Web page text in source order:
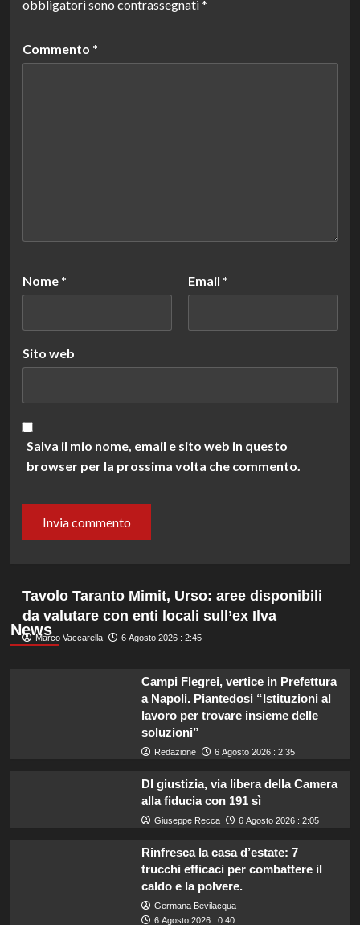
obbligatori sono contrassegnati*
Commento *
Nome * Email *
Sito web
Salva il mio nome, email e sito web in questo
browser per la prossima volta che commento.
News
Tavolo Taranto Mimit, Urso: aree disponibili
da valutare con enti locali sull’ex Ilva
Marco Vaccarella 6 Agosto 2026 : 2:45
Campi Flegrei, vertice in Prefettura
a Napoli. Piantedosi “Istituzioni al
lavoro per trovare insieme delle
soluzioni”
Redazione 6 Agosto 2026 : 2:35
Dl giustizia, via libera della Camera
alla fiducia con 191 sì
Giuseppe Recca 6 Agosto 2026 : 2:05
Rinfresca la casa d’estate: 7
trucchi efficaci per combattere il
caldo e la polvere.
Germana Bevilacqua
6 Agosto 2026 : 0:40